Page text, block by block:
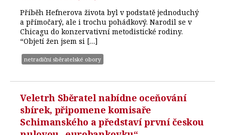
Příběh Hefnerova života byl v podstatě jednoduchý
a přímočarý, ale i trochu pohádkový. Narodil se v
Chicagu do konzervativní metodistické rodiny.
“Objetí žen jsem si […]
netradiční sběratelské obory
Veletrh Sběratel nabídne oceňování
sbírek, připomene komisaře
Schimanského a představí první českou